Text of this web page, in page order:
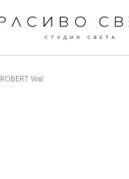
ROBERT Wall
← 1